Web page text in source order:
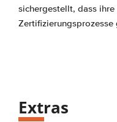
sichergestellt, dass
Zertifizierungsprozesse
Extras